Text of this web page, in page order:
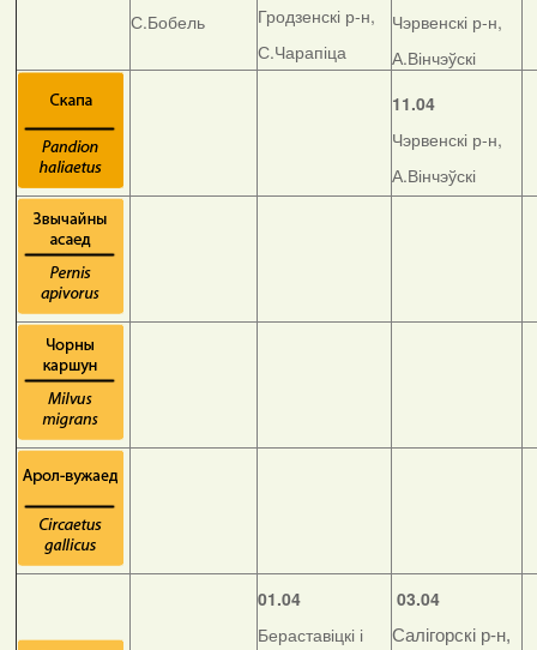
С.Бобель
Гродзенскі р-н,
С.Чарапіца
Чэрвенскі р-н,
А.Вінчэўскі
11.04
Чэрвенскі р-н,
А.Вінчэўскі
01.04
Бераставіцкі і
03.04
Салігорскі р-н,